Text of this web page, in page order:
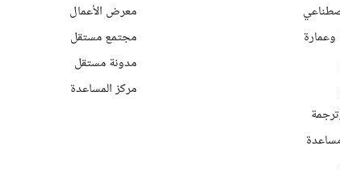
معرض الأعمال
مجتمع مستقل
مدونة مستقل
مركز المساعدة